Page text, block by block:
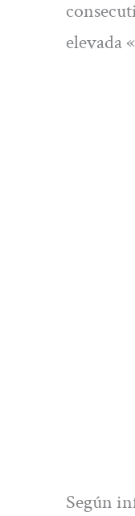
elevada
Según